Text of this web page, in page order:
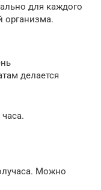
для каждого
организма.
делается
Можно